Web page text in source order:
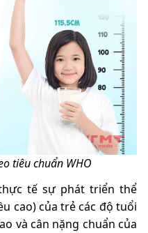
tiêu chuẩn WHO
tế sự phát triển thể
cao) của trẻ các độ tuổi
và cân nặng chuẩn của